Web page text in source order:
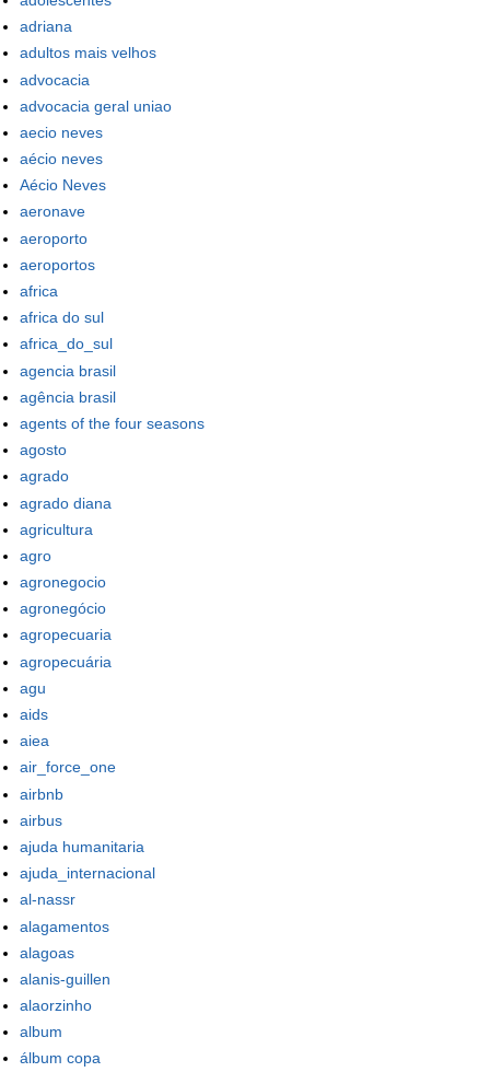
adriana
adultos mais velhos
advocacia
advocacia geral uniao
aecio neves
aécio neves
Aécio Neves
aeronave
aeroporto
aeroportos
africa
africa do sul
africa_do_sul
agencia brasil
agência brasil
agents of the four seasons
agosto
agrado
agrado diana
agricultura
agro
agronegocio
agronegócio
agropecuaria
agropecuária
agu
aids
aiea
air_force_one
airbnb
airbus
ajuda humanitaria
ajuda_internacional
al-nassr
alagamentos
alagoas
alanis-guillen
alaorzinho
album
álbum copa